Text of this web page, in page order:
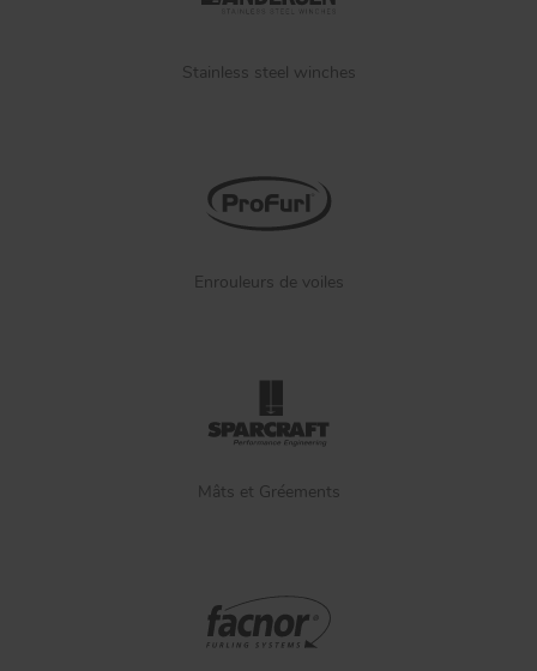
Stainless steel winches
Enrouleurs de voiles
Mâts et Gréements